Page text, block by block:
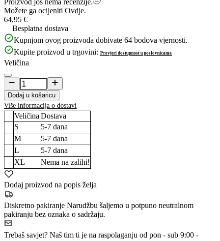
Možete ga ocijeniti Ovdje.
64,95 €
Besplatna dostava
Kupnjom ovog proizvoda dobivate 64 bodova vjernosti.
Kupite proizvod u trgovini: Provjeri dostupnost u poslovnicama
Veličina
Dodaj u košaricu
Više informacija o dostavi
Veličina Dostava
S
5-7 dana
M
5-7 dana
L
5-7 dana
XL
Nema na zalihi!
Dodaj proizvod na popis želja
Diskretno pakiranje Narudžbu šaljemo u potpuno neutralnom
pakiranju bez oznaka o sadržaju.
Trebaš savjet? Naš tim ti je na raspolaganju od pon - sub 9:00 -